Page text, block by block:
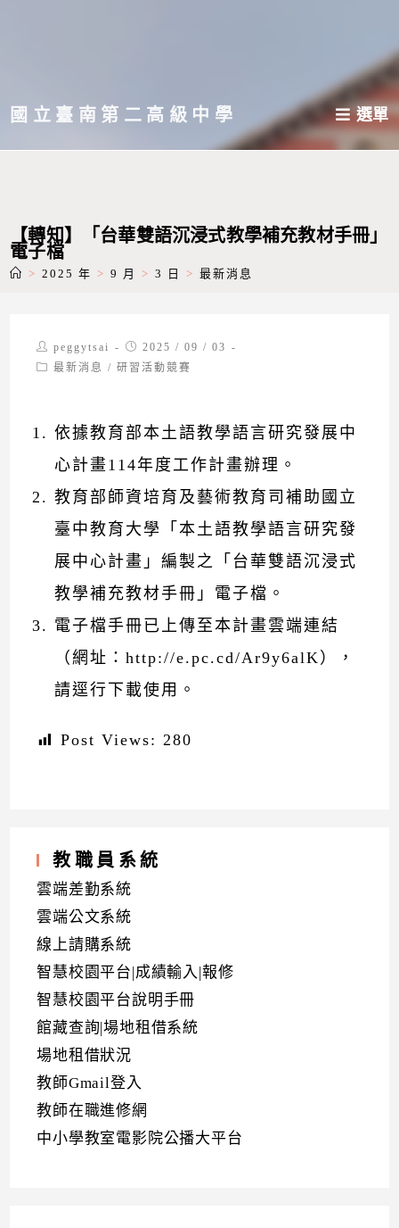
主國立臺南第二高級中學 選單
【轉知】「台華雙語沉浸式教學補充教材手冊」
電子檔
> 2025 年 > 9 月 > 3 日 > 最新消息
Post
author:
peggytsai
Post
published:
2025 / 09 / 03
Post最新消息 / 研習活動競賽
依據教育部本土語教學語言研究發展中
心計畫114年度工作計畫辦理。
教育部師資培育及藝術教育司補助國立
臺中教育大學「本土語教學語言研究發
展中心計畫」編製之「台華雙語沉浸式
教學補充教材手冊」電子檔。
電子檔手冊已上傳至本計畫雲端連結
（網址：http://e.pc.cd/Ar9y6alK ），
請逕行下載使用。
Post Views: 280
教職員系統
雲端差勤系統
雲端公文系統
線上請購系統
智慧校園平台|成績輸入|報修
智慧校園平台說明手冊
館藏查詢|場地租借系統
場地租借狀況
教師Gmail登入
教師在職進修網
中小學教室電影院公播大平台